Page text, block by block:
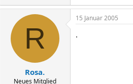
R
Rosa.
Neues Mitglied
15 Januar 2005
.